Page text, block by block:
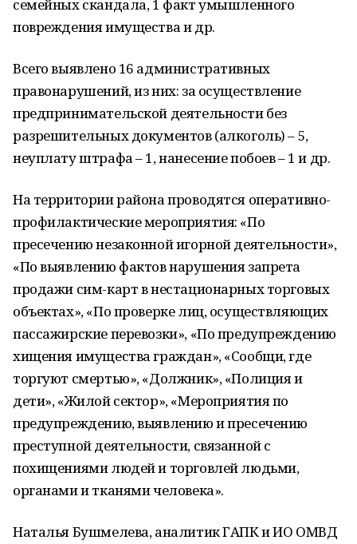
семейных скандала, 1 факт умышленного
повреждения имущества и др.
Всего выявлено 16 административных
правонарушений, из них: за осуществление
предпринимательской деятельности без
разрешительных документов (алкоголь) – 5,
неуплату штрафа – 1, нанесение побоев – 1 и др.
На территории района проводятся оперативно-
профилактические мероприятия: «По
пресечению незаконной игорной деятельности»,
«По выявлению фактов нарушения запрета
продажи сим-карт в нестационарных торговых
объектах», «По проверке лиц, осуществляющих
пассажирские перевозки», «По предупреждению
хищения имущества граждан», «Сообщи, где
торгуют смертью», «Должник», «Полиция и
дети», «Жилой сектор», «Мероприятия по
предупреждению, выявлению и пресечению
преступной деятельности, связанной с
похищениями людей и торговлей людьми,
органами и тканями человека».
Наталья Бушмелева, аналитик ГАПК и ИО ОМВД